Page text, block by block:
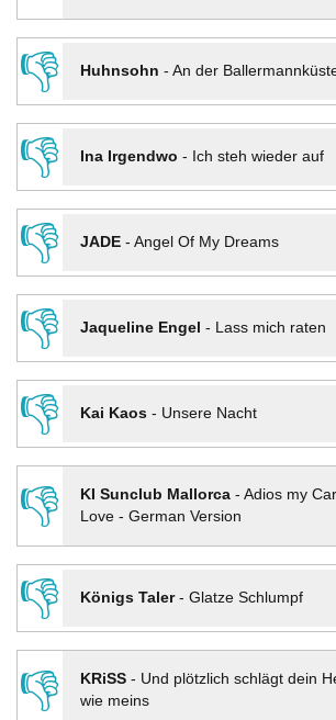
👎
Huhnsohn - An der
👎
Ina Irgendwo - Ich steh wieder auf
👎
JADE- Angel Of My Dreams
👎
Jaqueline Engel - Lass mich raten
👎
Kai Kaos- Unsere Nacht
👎
KI Sunclub Mallorca- Adios my
Love - German Version
👎
Königs Taler- Glatze Schlumpf
👎
KRiSS- Und plötzlich schlägt dein
wie meins